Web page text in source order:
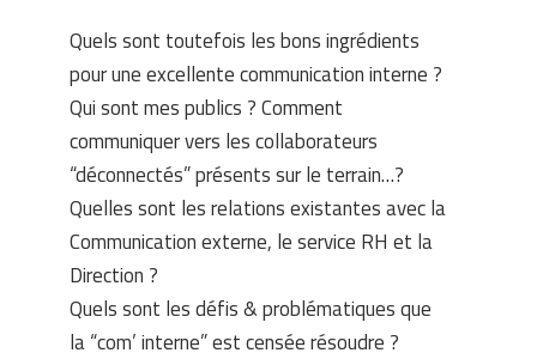
Quels sont toutefois les bons ingrédients
pour une excellente communication interne ?
Qui sont mes publics ? Comment
communiquer vers les collaborateurs
“déconnectés” présents sur le terrain…?
Quelles sont les relations existantes avec la
Communication externe, le service RH et la
Direction ?
Quels sont les défis & problématiques que
la “com’ interne” est censée résoudre ?